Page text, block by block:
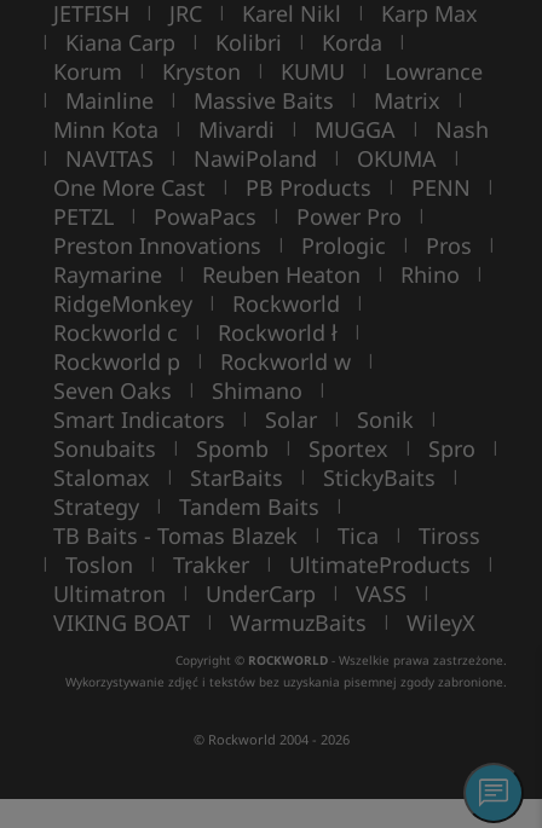
JETFISH | JRC | Karel Nikl | Karp Max
| Kiana Carp | Kolibri | Korda |
Korum | Kryston | KUMU | Lowrance
| Mainline | Massive Baits | Matrix |
Minn Kota | Mivardi | MUGGA | Nash
| NAVITAS | NawiPoland | OKUMA |
One More Cast | PB Products | PENN |
PETZL | PowaPacs | Power Pro |
Preston Innovations | Prologic | Pros |
Raymarine | Reuben Heaton | Rhino |
RidgeMonkey | Rockworld |
Rockworld c | Rockworld ł |
Rockworld p | Rockworld w |
Seven Oaks | Shimano |
Smart Indicators | Solar | Sonik |
Sonubaits | Spomb | Sportex | Spro |
Stalomax | StarBaits | StickyBaits |
Strategy | Tandem Baits |
TB Baits - Tomas Blazek | Tica | Tiross
| Toslon | Trakker | UltimateProducts |
Ultimatron | UnderCarp | VASS |
VIKING BOAT | WarmuzBaits | WileyX
Copyright © ROCKWORLD - Wszelkie prawa zastrzeżone.
Wykorzystywanie zdjęć i tekstów bez uzyskania pisemnej zgody zabronione.
© Rockworld 2004 - 2026